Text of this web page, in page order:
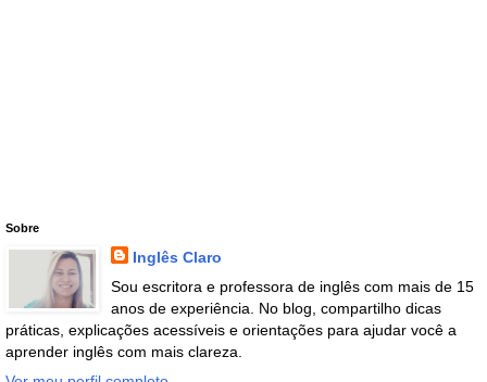
Sobre
Inglês Claro
Sou escritora e professora de inglês com mais de 15
anos de experiência. No blog, compartilho dicas
práticas, explicações acessíveis e orientações para ajudar você a
aprender inglês com mais clareza.